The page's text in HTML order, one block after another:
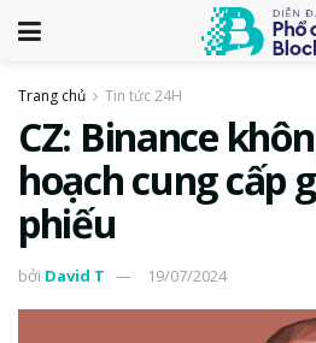
Trang chủ Tin tức 24H
CZ: Binance
hoạch cung cấp
phiếu
bởi David T 19/07/2024